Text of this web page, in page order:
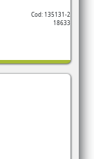
Cod: 135131-2
18633